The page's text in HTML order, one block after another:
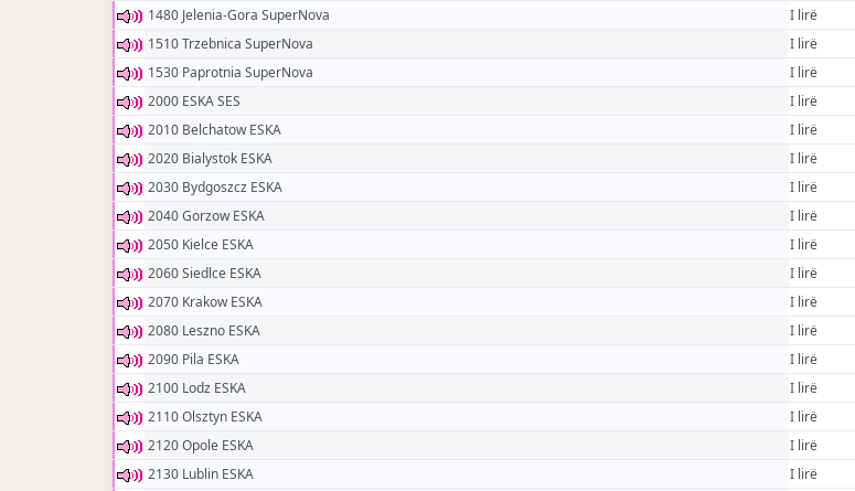
1480 Jelenia-Gora SuperNova
I lirë
1510 Trzebnica SuperNova
I lirë
1530 Paprotnia SuperNova
I lirë
2000 ESKA SES
I lirë
2010 Belchatow ESKA
I lirë
2020 Bialystok ESKA
I lirë
2030 Bydgoszcz ESKA
I lirë
2040 Gorzow ESKA
I lirë
2050 Kielce ESKA
I lirë
2060 Siedlce ESKA
I lirë
2070 Krakow ESKA
I lirë
2080 Leszno ESKA
I lirë
2090 Pila ESKA
I lirë
2100 Lodz ESKA
I lirë
2110 Olsztyn ESKA
I lirë
2120 Opole ESKA
I lirë
2130 Lublin ESKA
I lirë